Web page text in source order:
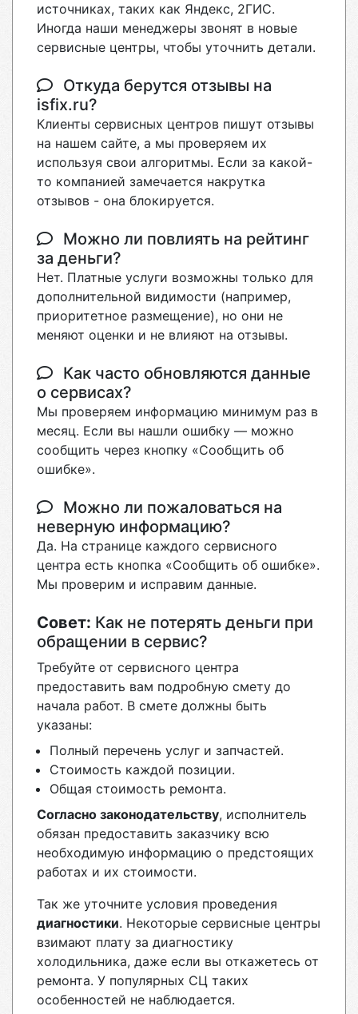
источниках, таких как Яндекс, 2ГИС.
Иногда наши менеджеры звонят в новые
сервисные центры, чтобы уточнить детали.
Откуда берутся отзывы на
isfix.ru?
Клиенты сервисных центров пишут отзывы
на нашем сайте, а мы проверяем их
используя свои алгоритмы. Если за какой-
то компанией замечается накрутка
отзывов - она блокируется.
Можно ли повлиять на рейтинг
за деньги?
Нет. Платные услуги возможны только для
дополнительной видимости (например,
приоритетное размещение), но они не
меняют оценки и не влияют на отзывы.
Как часто обновляются данные
о сервисах?
Мы проверяем информацию минимум раз в
месяц. Если вы нашли ошибку — можно
сообщить через кнопку «Сообщить об
ошибке».
Можно ли пожаловаться на
неверную информацию?
Да. На странице каждого сервисного
центра есть кнопка «Сообщить об ошибке».
Мы проверим и исправим данные.
Совет: Как не потерять деньги при
обращении в сервис?
Требуйте от сервисного центра
предоставить вам подробную смету до
начала работ. В смете должны быть
указаны:
Полный перечень услуг и запчастей.
Стоимость каждой позиции.
Общая стоимость ремонта.
Согласно законодательству, исполнитель
обязан предоставить заказчику всю
необходимую информацию о предстоящих
работах и их стоимости.
Так же уточните условия проведения
диагностики. Некоторые сервисные центры
взимают плату за диагностику
холодильника, даже если вы откажетесь от
ремонта. У популярных СЦ таких
особенностей не наблюдается.